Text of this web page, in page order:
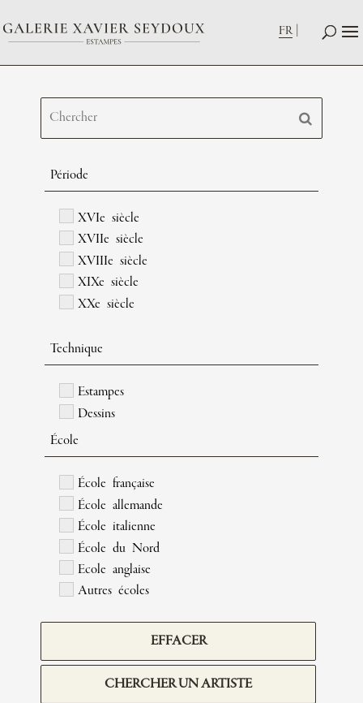
FR
Période
XVIe siècle
XVIIe siècle
XVIIIe siècle
XIXe siècle
XXe siècle
Technique
Estampes
Dessins
École
École française
École allemande
École italienne
École du Nord
Ecole anglaise
Autres écoles
EFFACER
CHERCHER UN ARTISTE